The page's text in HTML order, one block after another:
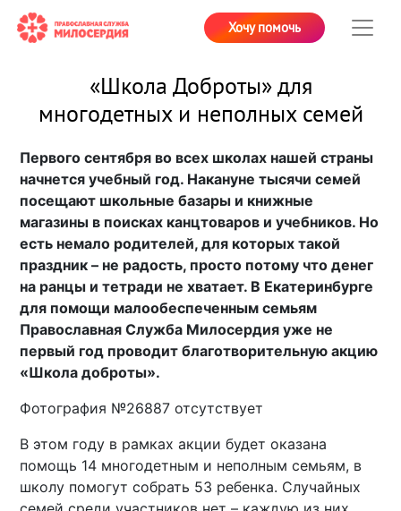
Хочу помочь
«Школа Доброты» для
многодетных и неполных семей
Первого сентября во всех школах нашей страны
начнется учебный год. Накануне тысячи семей
посещают школьные базары и книжные
магазины в поисках канцтоваров и учебников. Но
есть немало родителей, для которых такой
праздник – не радость, просто потому что денег
на ранцы и тетради не хватает. В Екатеринбурге
для помощи малообеспеченным семьям
Православная Служба Милосердия уже не
первый год проводит благотворительную акцию
«Школа доброты».
Фотография №26887 отсутствует
В этом году в рамках акции будет оказана
помощь 14 многодетным и неполным семьям, в
школу помогут собрать 53 ребенка. Случайных